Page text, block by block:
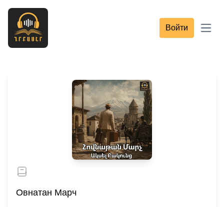
Войти
Овнатан Марч